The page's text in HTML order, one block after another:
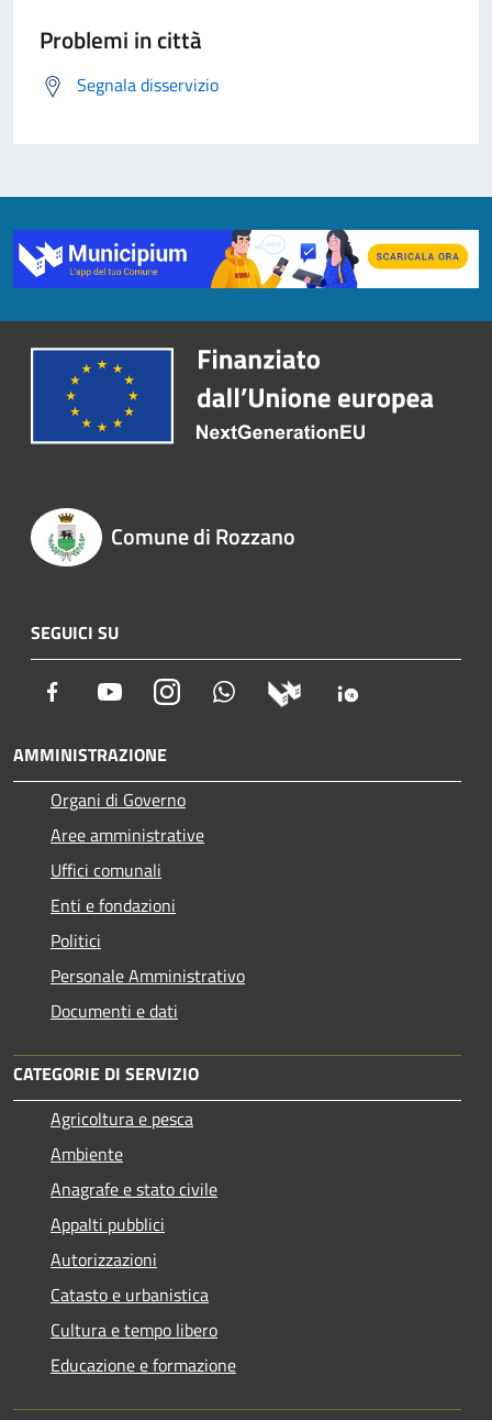
Problemi in città
Segnala disservizio
Comune di Rozzano
SEGUICI SU
Facebook YoutubeInstagram Whatsapp
AMMINISTRAZIONE
Organi di Governo
Aree amministrative
Uffici comunali
Enti e fondazioni
Politici
Personale Amministrativo
Documenti e dati
CATEGORIE DI SERVIZIO
Agricoltura e pesca
Ambiente
Anagrafe e stato civile
Appalti pubblici
Autorizzazioni
Catasto e urbanistica
Cultura e tempo libero
Educazione e formazione